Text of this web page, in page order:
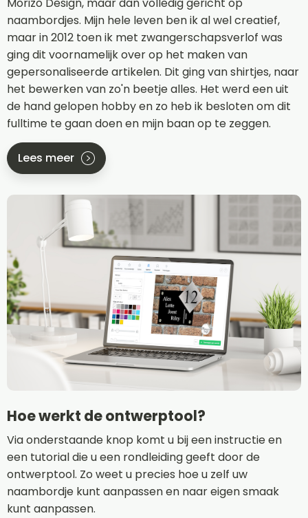
naambordjes. Mijn hele leven ben ik al wel creatief,
maar in 2012 toen ik met zwangerschapsverlof was
ging dit voornamelijk over op het maken van
gepersonaliseerde artikelen. Dit ging van shirtjes, naar
het bewerken van zo'n beetje alles. Het werd een uit
de hand gelopen hobby en zo heb ik besloten om dit
fulltime te gaan doen en mijn baan op te zeggen.
Lees meer
Hoe werkt de ontwerptool?
Via onderstaande knop komt u bij een instructie en
een tutorial die u een rondleiding geeft door de
ontwerptool. Zo weet u precies hoe u zelf uw
naambordje kunt aanpassen en naar eigen smaak
kunt aanpassen.